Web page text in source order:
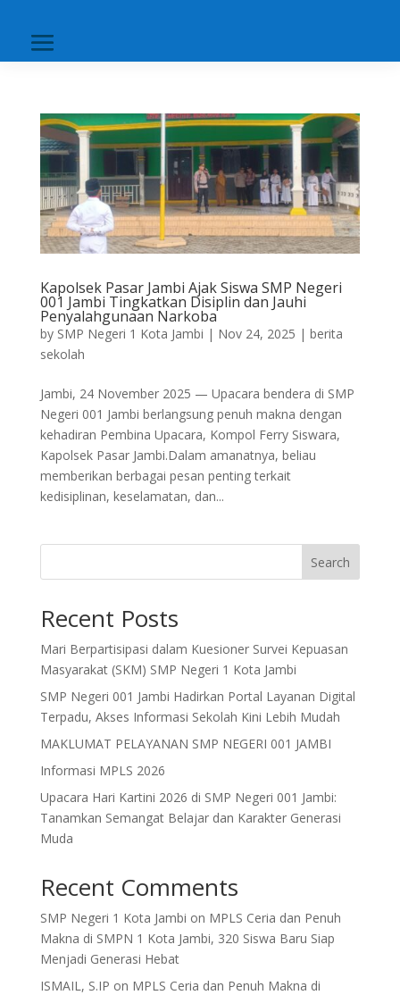
Kapolsek Pasar Jambi Ajak Siswa SMP Negeri
001 Jambi Tingkatkan Disiplin dan Jauhi
Penyalahgunaan Narkoba
by SMP Negeri 1 Kota Jambi | Nov 24, 2025 | berita
sekolah
Jambi, 24 November 2025 — Upacara bendera di SMP
Negeri 001 Jambi berlangsung penuh makna dengan
kehadiran Pembina Upacara, Kompol Ferry Siswara,
Kapolsek Pasar Jambi.Dalam amanatnya, beliau
memberikan berbagai pesan penting terkait
kedisiplinan, keselamatan, dan...
Search
Recent Posts
Mari Berpartisipasi dalam Kuesioner Survei Kepuasan
Masyarakat (SKM) SMP Negeri 1 Kota Jambi
SMP Negeri 001 Jambi Hadirkan Portal Layanan Digital
Terpadu, Akses Informasi Sekolah Kini Lebih Mudah
MAKLUMAT PELAYANAN SMP NEGERI 001 JAMBI
Informasi MPLS 2026
Upacara Hari Kartini 2026 di SMP Negeri 001 Jambi:
Tanamkan Semangat Belajar dan Karakter Generasi
Muda
Recent Comments
SMP Negeri 1 Kota Jambi on MPLS Ceria dan Penuh
Makna di SMPN 1 Kota Jambi, 320 Siswa Baru Siap
Menjadi Generasi Hebat
ISMAIL, S.IP on MPLS Ceria dan Penuh Makna di